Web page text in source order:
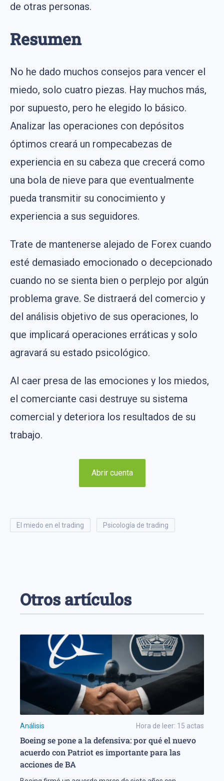
de otras personas.
Resumen
No he dado muchos consejos para vencer el
miedo, solo cuatro piezas. Hay muchos más,
por supuesto, pero he elegido lo básico.
Analizar las operaciones con depósitos
óptimos creará un rompecabezas de
experiencia en su cabeza que crecerá como
una bola de nieve para que eventualmente
pueda transmitir su conocimiento y
experiencia a sus seguidores.
Trate de mantenerse alejado de Forex cuando
esté demasiado emocionado o decepcionado
cuando no se sienta bien o perplejo por algún
problema grave. Se distraerá del comercio y
del análisis objetivo de sus operaciones, lo
que implicará operaciones erráticas y solo
agravará su estado psicológico.
Al caer presa de las emociones y los miedos,
el comerciante casi destruye su sistema
comercial y deteriora los resultados de su
trabajo.
Abrir cuenta
el miedo en el trading psicología de trading
Otros artículos
Análisis Hora de leer: 15 actas
Boeing se pone a la defensiva: por qué el nuevo
acuerdo con Patriot es importante para las
acciones de BA